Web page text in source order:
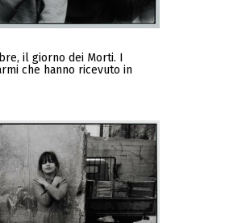
il giorno dei Morti. I
che hanno ricevuto in